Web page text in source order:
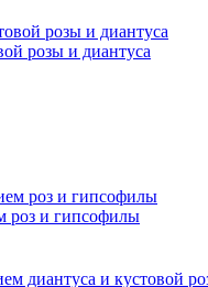
розы и диантуса
роз и гипсофилы